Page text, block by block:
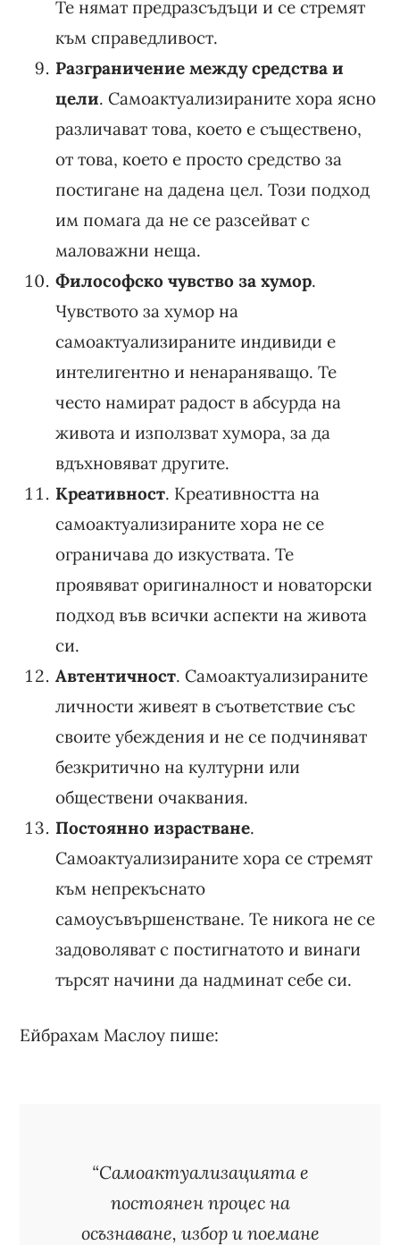
Те нямат предразсъдъци и се стремят
към справедливост.
Разграничение между средства и
цели. Самоактуализираните хора ясно
различават това, което е съществено,
от това, което е просто средство за
постигане на дадена цел. Този подход
им помага да не се разсейват с
маловажни неща.
Философско чувство за хумор.
Чувството за хумор на
самоактуализираните индивиди е
интелигентно и ненараняващо. Те
често намират радост в абсурда на
живота и използват хумора, за да
вдъхновяват другите.
Креативност. Креативността на
самоактуализираните хора не се
ограничава до изкуствата. Те
проявяват оригиналност и новаторски
подход във всички аспекти на живота
си.
Автентичност. Самоактуализираните
личности живеят в съответствие със
своите убеждения и не се подчиняват
безкритично на културни или
обществени очаквания.
Постоянно израстване.
Самоактуализираните хора се стремят
към непрекъснато
самоусъвършенстване. Те никога не се
задоволяват с постигнатото и винаги
търсят начини да надминат себе си.
Ейбрахам Маслоу пише:
“Самоактуализацията е
постоянен процес на
осъзнаване, избор и поемане